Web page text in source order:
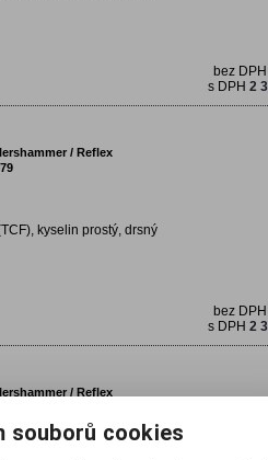
bez DPH
s DPH 2
/ Reflex
kyselin prostý, drsný
bez DPH
s DPH 2
/ Reflex
souborů cookies